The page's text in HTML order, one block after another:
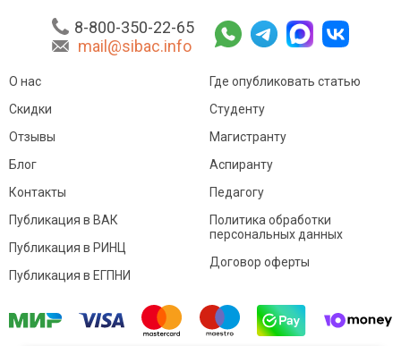
8-800-350-22-65
mail@sibac.info
О нас
Скидки
Отзывы
Блог
Контакты
Где опубликовать статью
Студенту
Магистранту
Аспиранту
Педагогу
Публикация в ВАК
Публикация в РИНЦ
Публикация в ЕГПНИ
Политика обработки
персональных данных
Договор оферты